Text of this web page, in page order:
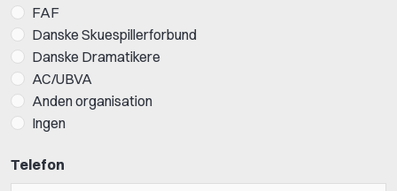
FAF
Danske Skuespillerforbund
Danske Dramatikere
AC/UBVA
Anden organisation
Ingen
Telefon